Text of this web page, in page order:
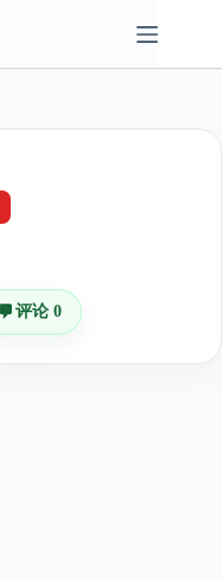
评论 0